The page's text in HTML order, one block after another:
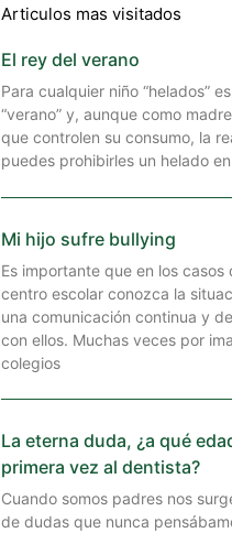
Articulos mas visitados
El rey del verano
Para cualquier niño “helados”
“verano” y, aunque como
que controlen su consumo, la
puedes prohibirles un helado
Mi hijo sufre bullying
Es importante que en los casos
centro escolar conozca la
una comunicación continua y
con ellos. Muchas veces por
colegios
La eterna duda, ¿a qué
primera vez al dentista?
Cuando somos padres nos
de dudas que nunca